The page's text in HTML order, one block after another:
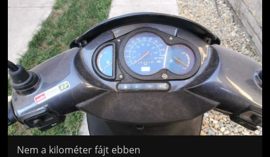
Jön még kép!
Nem a kilométer fájt ebben